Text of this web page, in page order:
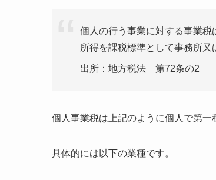
個人の行う事業に対する事業税
所得を課税標準として事務所又
出所：地方税法 第72条の2
個人事業税は上記のように個人で第一
具体的には以下の業種です。